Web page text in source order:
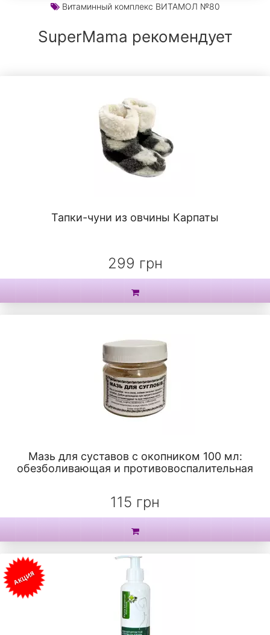
Витаминный комплекс ВИТАМОЛ №80
SuperMama рекомендует
Тапки-чуни из овчины Карпаты
299 грн
Мазь для суставов с окопником 100 мл:
обезболивающая и противовоспалительная
115 грн
АКЦИЯ